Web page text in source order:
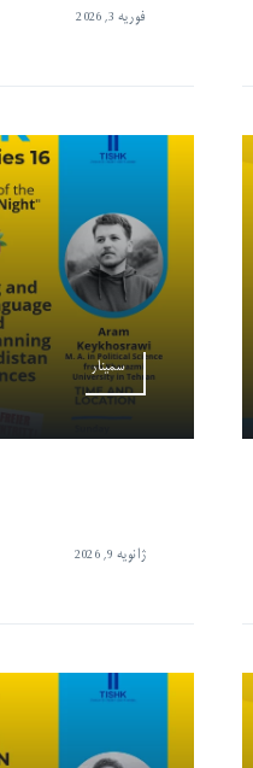
فوریه 3, 2026
سمینار
ژانویه 9, 2026